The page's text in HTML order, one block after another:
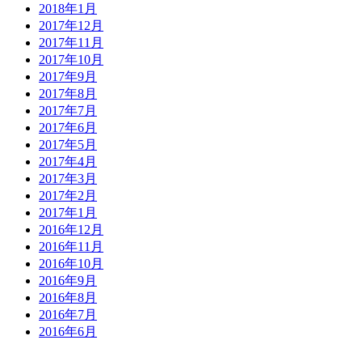
2018年1月
2017年12月
2017年11月
2017年10月
2017年9月
2017年8月
2017年7月
2017年6月
2017年5月
2017年4月
2017年3月
2017年2月
2017年1月
2016年12月
2016年11月
2016年10月
2016年9月
2016年8月
2016年7月
2016年6月